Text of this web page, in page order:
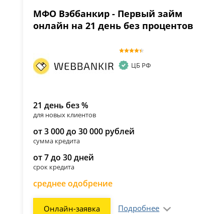
МФО Вэббанкир - Первый займ
онлайн на 21 день без процентов
ЦБ РФ
21 день без %
для новых клиентов
от 3 000 до 30 000 рублей
сумма кредита
от 7 до 30 дней
срок кредита
среднее одобрение
Онлайн-заявка Подробнее